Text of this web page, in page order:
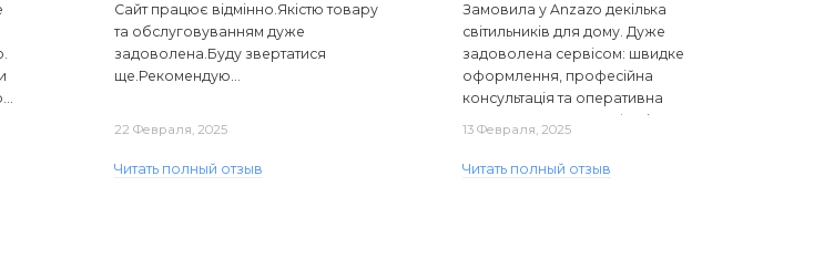
Сайт працює відмінно.Якістю товару
та обслуговуванням дуже
задоволена.Буду звертатися
ще.Рекомендую...
22 Февраля, 2025
Читать полный отзыв
Замовила у Anzazo декілька
світильників для дому. Дуже
задоволена сервісом: швидке
оформлення, професійна
консультація та оперативна
доставка. Один з плафонів, на жаль,
13 Февраля, 2025
Читать полный отзыв